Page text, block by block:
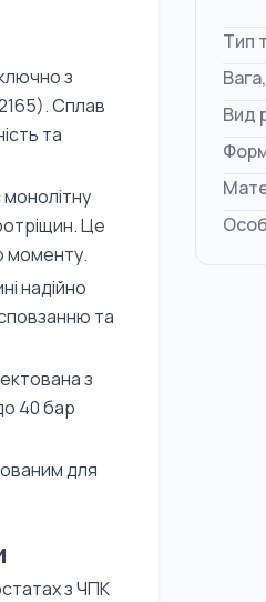
з
Сплав
та
Це
моменту.
надійно
та
з
40 бар
для
з ЧПК
Тип
Вид